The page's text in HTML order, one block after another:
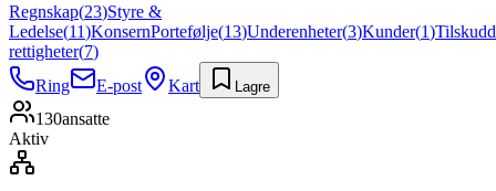
Regnskap(23)Styre &
Ledelse(11)KonsernPortefølje(13)Underenheter(3)Kunder(1)Tilskudd
rettigheter(7)
Ring
E-post Kart Lagre
130ansatte
Aktiv